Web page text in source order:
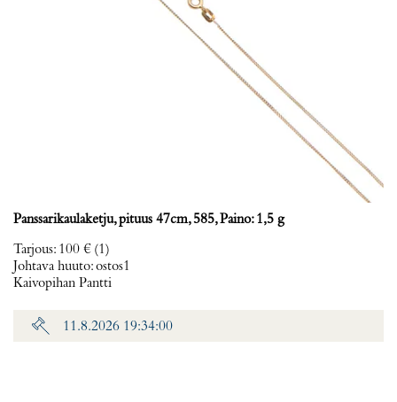
Panssarikaulaketju, pituus 47cm, 585, Paino: 1,5 g
Tarjous: 100 € (1)
Johtava huuto:ostos1
Kaivopihan Pantti
11.8.2026 19:34:00